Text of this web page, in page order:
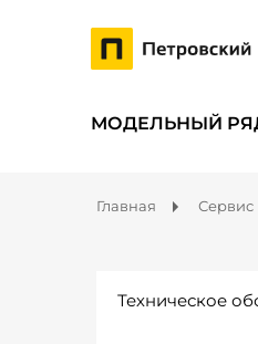
МОДЕЛЬНЫЙ
Главная Сервис
Техническое